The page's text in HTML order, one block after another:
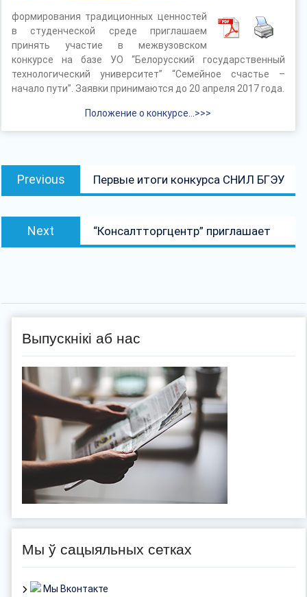
формирования традиционных ценностей
в студенческой среде приглашаем
принять участие в межвузовском
конкурсе на базе УО “Белорусский государственный
технологический университет” “Семейное счастье –
начало пути”. Заявки принимаются до 20 апреля 2017 года.
Положение о конкурсе…>>>
Навігацыя
Previous
post:
Первые итоги конкурса СНИЛ БГЭУ
Next
Next
post:
“Консалтторгцентр” приглашает
Выпускнікі аб нас
Мы ў сацыяльных сетках
Мы Вконтакте